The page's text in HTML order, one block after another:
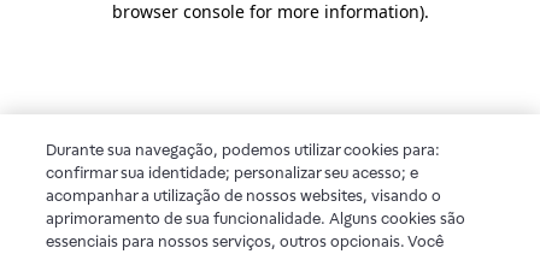
browser console for more information).
Durante sua navegação, podemos utilizar cookies para:
confirmar sua identidade; personalizar seu acesso; e
acompanhar a utilização de nossos websites, visando o
aprimoramento de sua funcionalidade. Alguns cookies são
essenciais para nossos serviços, outros opcionais. Você